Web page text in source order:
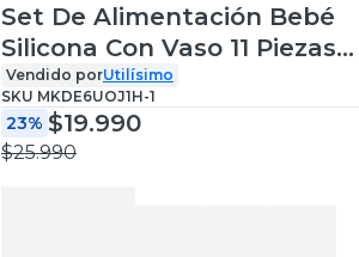
Set De Alimentación Bebé
Silicona Con Vaso 11 Piezas
Libre BPA Azul
Vendido porUtilísimo
SKU MKDE6UOJ1H-1
23% $19.990
$25.990